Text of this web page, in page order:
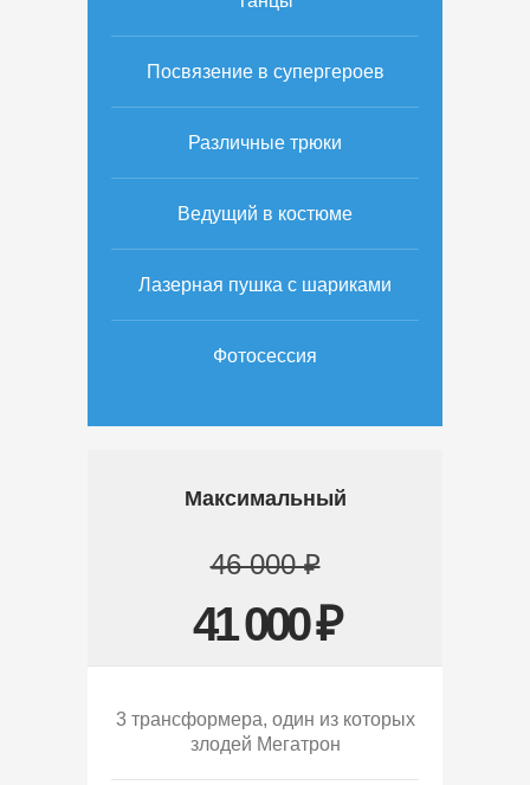
Посвязение в супергероев
Различные трюки
Ведущий в костюме
Лазерная пушка с шариками
Фотосессия
Максимальный
46 000 ₽
41 000 ₽
3 трансформера, один из которых
злодей Мегатрон